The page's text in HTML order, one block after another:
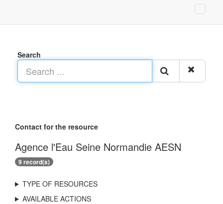
Search
Contact for the resource
Agence l'Eau Seine Normandie AESN
9 record(s)
TYPE OF RESOURCES
AVAILABLE ACTIONS